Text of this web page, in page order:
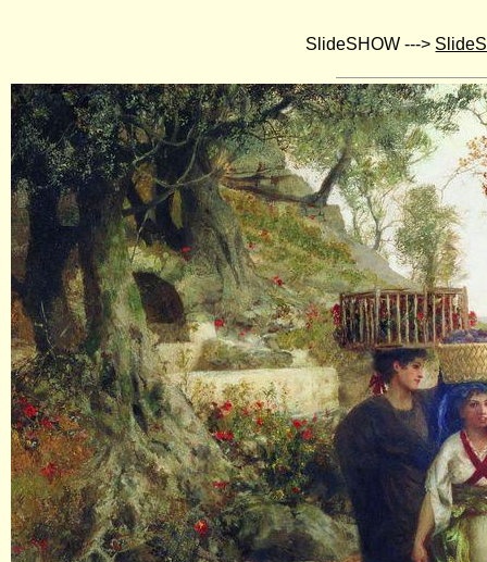
SlideSHOW --->